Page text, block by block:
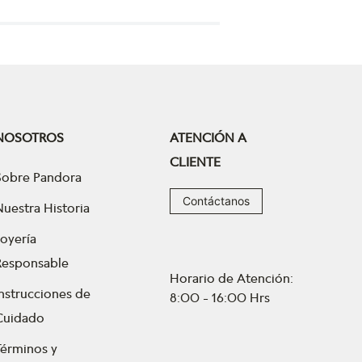
Pandora
Historia
de
y
ATENCIÓN A
CLIENTE
Contáctanos
Horario de Atención:
8:00 - 16:00 Hrs